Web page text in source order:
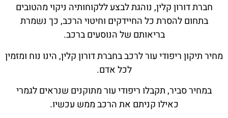
חברת דורון קלין, נוהגת לבצע ללקוחותיה ניקוי מהטובים
בתחום להסרת כל החיידקים וחיטוי הרכב, כך נשמרת
בריאותם של הנוסעים ברכב.
מחיר תיקון ריפודי עור לרכב בחברת דורון קלין, הינו נוח ומזמין
לכל אדם.
במחיר סביר, תקבלו ריפודי עור מתוקנים שנראים לגמרי
כאילו קניתם את הרכב ממש עכשיו.